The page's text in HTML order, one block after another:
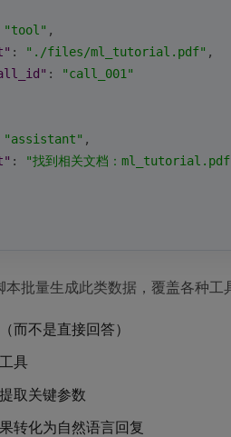
"tool" ,
: "./files/ml_tutorial.pdf" ,
:
"call_001"
"assistant" ,
:
"找到相关文档：
本批量生成此类数据，覆盖各种
而不是直接回答）
具
取关键参数
转化为自然语言回复